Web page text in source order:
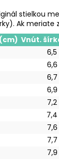
stielkou
Ak
Vnút.
6,5
6,6
6,7
6,9
7,2
7,4
7,6
7,7
7,9